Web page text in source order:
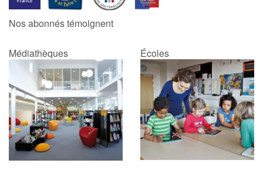
Nos abonnés témoignent
Médiathèques Écoles